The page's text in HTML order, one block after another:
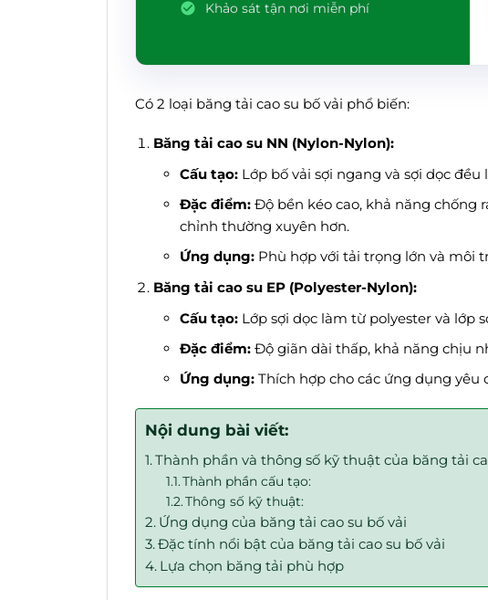
Khảo sát tận nơi miễn phí
Có 2 loại băng tải cao su bố vải phổ biến:
Băng tải cao su NN (Nylon-Nylon):
Cấu tạo: Lớp bố vải sợi ngang và sợi dọc đều
Đặc điểm: Độ bền kéo cao, khả năng chống
chỉnh thường xuyên hơn.
Ứng dụng: Phù hợp với tải trọng lớn và môi
Băng tải cao su EP (Polyester-Nylon):
Cấu tạo: Lớp sợi dọc làm từ polyester và lớp
Đặc điểm: Độ giãn dài thấp, khả năng chịu
Ứng dụng: Thích hợp cho các ứng dụng yêu
Nội dung bài viết:
Thành phần và thông số kỹ thuật của băng tải
Thành phần cấu tạo:
Thông số kỹ thuật:
Ứng dụng của băng tải cao su bố vải
Đặc tính nổi bật của băng tải cao su bố vải
Lựa chọn băng tải phù hợp